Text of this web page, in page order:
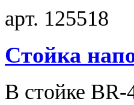
арт. 125518
Стойка
В стойке BR-